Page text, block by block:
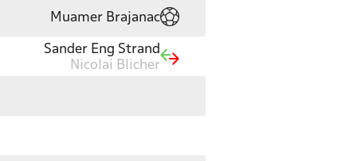
Muamer Brajanac
Sander Eng Strand
Nicolai Blicher